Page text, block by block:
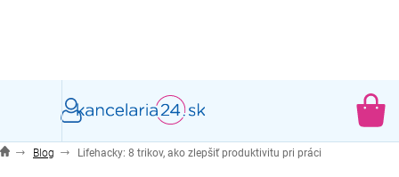
Blog Lifehacky: 8 trikov, ako zlepšiť produktivitu pri práci